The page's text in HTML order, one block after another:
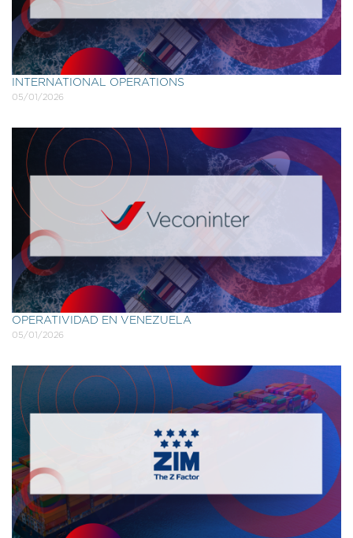
INTERNATIONAL OPERATIONS
05/01/2026
OPERATIVIDAD EN VENEZUELA
05/01/2026